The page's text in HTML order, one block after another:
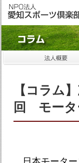
【コラム
回 モータ